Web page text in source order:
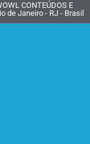
CONTEÚDOS E
de Janeiro - RJ - Brasil